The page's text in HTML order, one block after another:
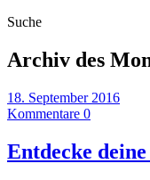
Suche
Archiv des
18. September 2016
Kommentare 0
Entdecke